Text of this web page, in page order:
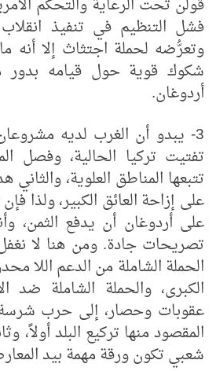
فشل التنظيم في تنفيذ
وتعرُّضه لحملة اجتثاث إلا أنه
شكوك قوية حول قيامه بدور
أردوغان.
3- يبدو أن الغرب لديه
تفتيت تركيا الحالية، وفصل
تتبعها المناطق العلوية،
على إزاحة العائق الكبير، ولذا
على أردوغان أن يدفع الثمن،
تصريحات جادة. ومن هنا لا
الحملة الشاملة من الدعم اللا
الكبرى، والحملة الشاملة ضد
عقوبات وحصار، إلى حرب شرسة
المقصود منها تركيع البلد أولاً،
شعبي تكون ورقة مهمة بيد